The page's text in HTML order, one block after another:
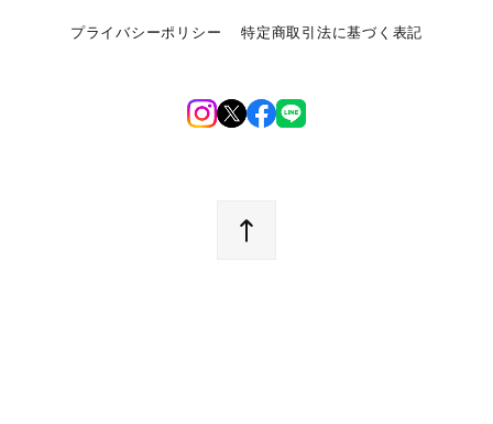
プライバシーポリシー 特定商取引法に基づく表記